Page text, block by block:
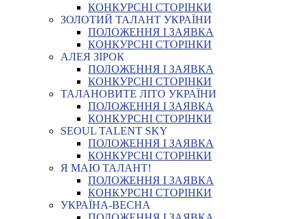
КОНКУРСНІ СТОРІНКИ
ЗОЛОТИЙ ТАЛАНТ УКРАЇНИ
ПОЛОЖЕННЯ І ЗАЯВКА
КОНКУРСНІ СТОРІНКИ
АЛЕЯ ЗІРОК
ПОЛОЖЕННЯ І ЗАЯВКА
КОНКУРСНІ СТОРІНКИ
ТАЛАНОВИТЕ ЛІТО УКРАЇНИ
ПОЛОЖЕННЯ І ЗАЯВКА
КОНКУРСНІ СТОРІНКИ
SEOUL TALENT SKY
ПОЛОЖЕННЯ І ЗАЯВКА
КОНКУРСНІ СТОРІНКИ
Я МАЮ ТАЛАНТ!
ПОЛОЖЕННЯ І ЗАЯВКА
КОНКУРСНІ СТОРІНКИ
УКРАЇНА-ВЕСНА